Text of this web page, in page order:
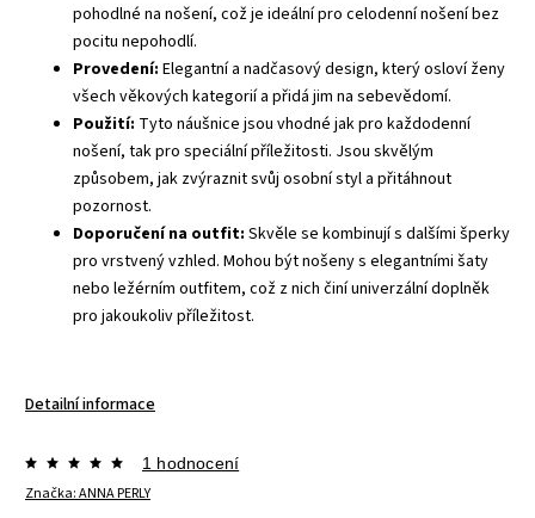
pohodlné na nošení, což je ideální pro celodenní nošení bez
pocitu nepohodlí.
Provedení: Elegantní a nadčasový design, který osloví ženy
všech věkových kategorií a přidá jim na sebevědomí.
Použití: Tyto náušnice jsou vhodné jak pro každodenní
nošení, tak pro speciální příležitosti. Jsou skvělým
způsobem, jak zvýraznit svůj osobní styl a přitáhnout
pozornost.
Doporučení na outfit: Skvěle se kombinují s dalšími šperky
pro vrstvený vzhled. Mohou být nošeny s elegantními šaty
nebo ležérním outfitem, což z nich činí univerzální doplněk
pro jakoukoliv příležitost.
Detailní informace
Značka:ANNA PERLY
1 hodnocení